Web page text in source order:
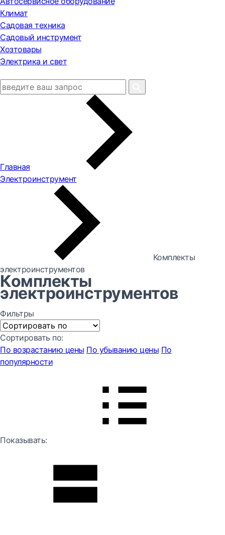
Климат
Садовая техника
Садовый инструмент
Хозтовары
Электрика и свет
Главная
Электроинструмент
Комплекты
электроинструментов
Комплекты
электроинструментов
Фильтры
Сортировать по:
По возрастанию цены По убыванию цены По
популярности
Показывать: